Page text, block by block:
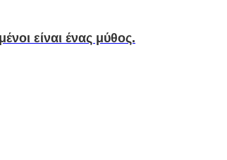
είναι ένας μύθος.